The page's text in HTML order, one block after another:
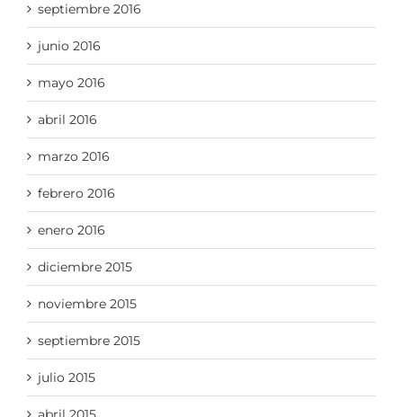
septiembre 2016
junio 2016
mayo 2016
abril 2016
marzo 2016
febrero 2016
enero 2016
diciembre 2015
noviembre 2015
septiembre 2015
julio 2015